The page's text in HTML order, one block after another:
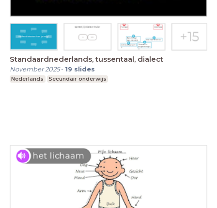
Standaardnederlands, tussentaal, dialect
November 2025- 19 slides
Nederlands Secundair onderwijs